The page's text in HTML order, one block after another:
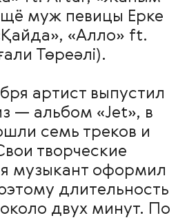
муж певицы Ерке
«Алло» ft.
Төреәлі).
артист выпустил
— альбом «Jet», в
семь треков и
творческие
музыкант оформил
длительность
двух минут. По